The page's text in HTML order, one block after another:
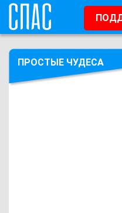
ПРОСТЫЕ ЧУДЕСА